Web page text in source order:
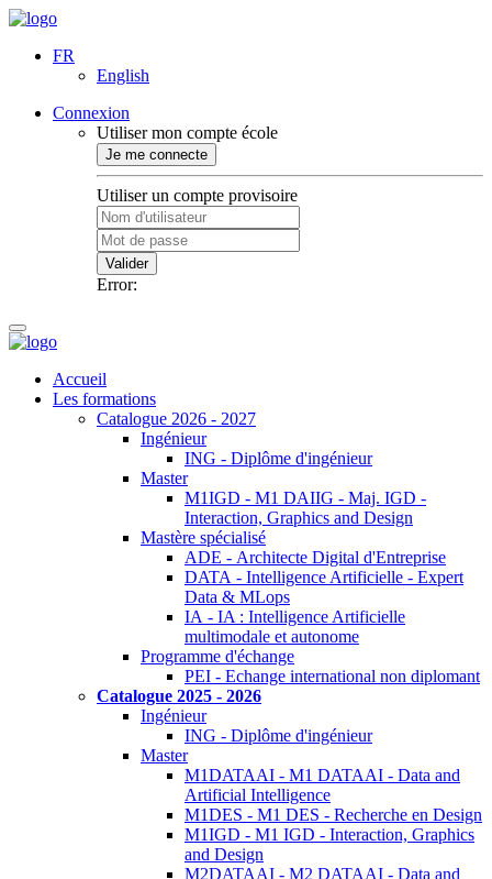
FR
English
Connexion
Utiliser mon compte école
Je me connecte
Utiliser un compte provisoire
Valider
Error:
Accueil
Les formations
Catalogue 2026 - 2027
Ingénieur
ING - Diplôme d'ingénieur
Master
M1IGD - M1 DAIIG - Maj. IGD -
Interaction, Graphics and Design
Mastère spécialisé
ADE - Architecte Digital d'Entreprise
DATA - Intelligence Artificielle - Expert
Data & MLops
IA - IA : Intelligence Artificielle
multimodale et autonome
Programme d'échange
PEI - Echange international non diplomant
Catalogue 2025 - 2026
Ingénieur
ING - Diplôme d'ingénieur
Master
M1DATAAI - M1 DATAAI - Data and
Artificial Intelligence
M1DES - M1 DES - Recherche en Design
M1IGD - M1 IGD - Interaction, Graphics
and Design
M2DATAAI - M2 DATAAI - Data and